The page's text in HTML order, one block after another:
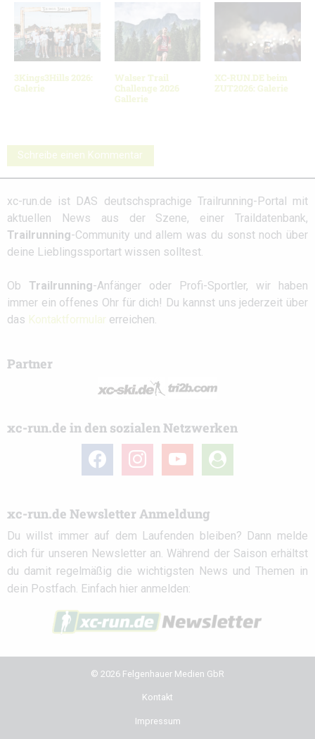
3Kings3Hills 2026:
Galerie
Walser Trail
Challenge 2026
Gallerie
XC-RUN.DE beim
ZUT2026: Galerie
Schreibe einen Kommentar
xc-run.de ist DAS deutschsprachige Trailrunning-Portal mit
aktuellen News aus der Szene, einer Traildatenbank,
Trailrunning-Community und allem was du sonst noch über
deine Lieblingssportart wissen solltest.
Ob Trailrunning-Anfänger oder Profi-Sportler, wir haben
immer ein offenes Ohr für dich! Du kannst uns jederzeit über
das Kontaktformular erreichen.
Partner
xc-run.de in den sozialen Netzwerken
facebook instagramyoutube
user-
circle
xc-run.de Newsletter Anmeldung
Du willst immer auf dem Laufenden bleiben? Dann melde
dich für unseren Newsletter an. Während der Saison erhältst
du damit regelmäßig die wichtigsten News und Themen in
dein Postfach. Einfach hier anmelden:
© 2026 Felgenhauer Medien GbR
Kontakt
Impressum